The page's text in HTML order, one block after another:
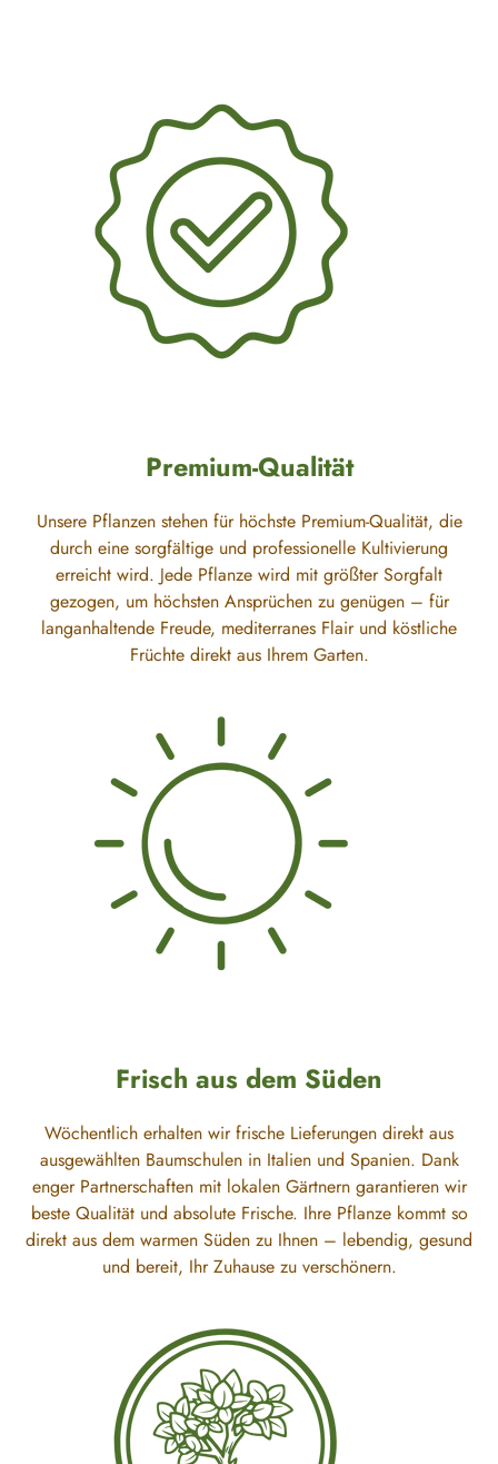
Premium-Qualität
Unsere Pflanzen stehen für höchste Premium-Qualität, die
durch eine sorgfältige und professionelle Kultivierung
erreicht wird. Jede Pflanze wird mit größter Sorgfalt
gezogen, um höchsten Ansprüchen zu genügen – für
langanhaltende Freude, mediterranes Flair und köstliche
Früchte direkt aus Ihrem Garten.
Frisch aus dem Süden
Wöchentlich erhalten wir frische Lieferungen direkt aus
ausgewählten Baumschulen in Italien und Spanien. Dank
enger Partnerschaften mit lokalen Gärtnern garantieren wir
beste Qualität und absolute Frische. Ihre Pflanze kommt so
direkt aus dem warmen Süden zu Ihnen – lebendig, gesund
und bereit, Ihr Zuhause zu verschönern.